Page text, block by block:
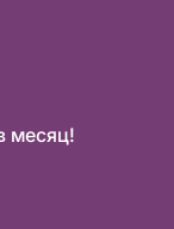
месяц!